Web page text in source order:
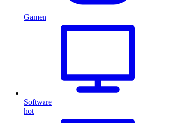
Gamen
Software
hot